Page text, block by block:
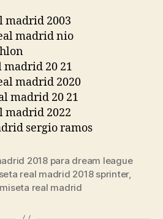
2018 para dream league
real madrid 2018 sprinter,
real madrid